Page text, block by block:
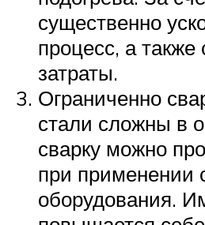
существенно
процесс, а
затраты.
Ограниченно
стали сложны в
сварку можно
при применении
оборудования.